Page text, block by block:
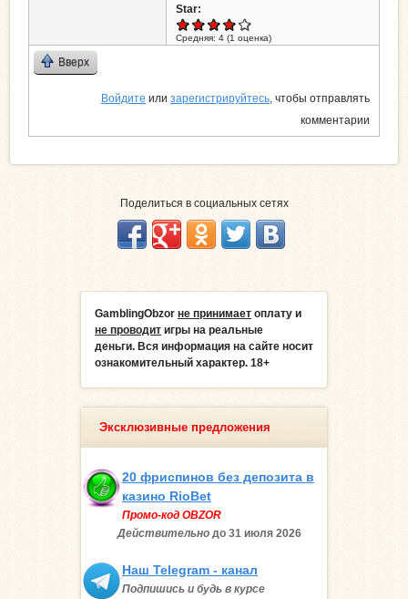
Star:
Средняя: 4 (1 оценка)
Вверх
Войдите или зарегистрируйтесь, чтобы отправлять
комментарии
Поделиться в социальных сетях
GamblingObzor не принимает оплату и
не проводит игры на реальные
деньги. Вся информация на сайте носит
ознакомительный характер. 18+
Эксклюзивные предложения
20 фриспинов без депозита в
казино RioBet
Промо-код OBZOR
Действительно до 31 июля 2026
Наш Telegram - канал
Подпишись и будь в курсе